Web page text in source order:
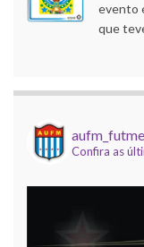
evento
que
O
2025
Dedê,
Mundial de
Confira as